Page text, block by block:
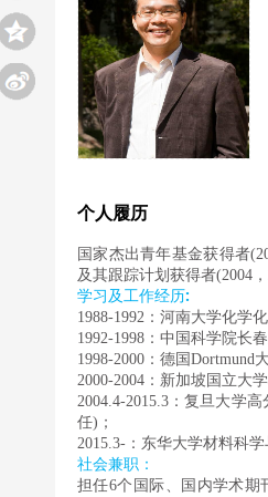
个人履历
国家杰出青年基金获得者
及其跟踪计划获得者(2004 ，
学习及工作经历:
1988-1992：河南大学化学
1992-1998：中国科学院长
1998-2000：德国 Dortmund
2000-2004：新加坡国立大
2004.4-2015.3：复旦大学
任) ；
2015.3-：东华大学材料科
社会兼职：
担任6个国际、国内学术期